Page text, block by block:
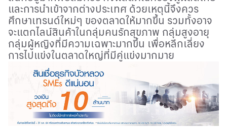
และการนำเข้าจากต่างประเทศ ด้วยเหตุนี้จึงควร
ศึกษาเทรนด์ใหม่ๆ ของตลาดให้มากขึ้น รวมทั้งอาจ
จะแตกไลน์สินค้าในกลุ่มคนรักสุขภาพ กลุ่มสูงอายุ
กลุ่มผู้หญิงที่มีความเฉพาะมากขึ้น เพื่อหลีกเลี่ยง
การไปแข่งในตลาดใหญ่ที่มีคู่แข่งมากมาย